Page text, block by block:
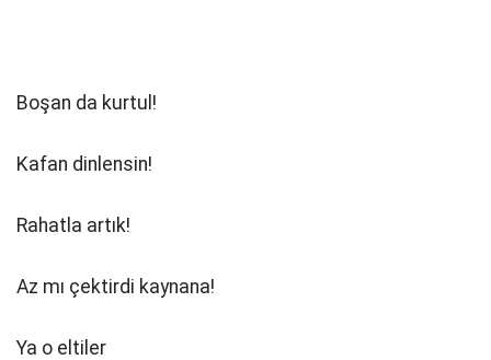
Boşan da kurtul!
Kafan dinlensin!
Rahatla artık!
Az mı çektirdi kaynana!
Ya o eltiler